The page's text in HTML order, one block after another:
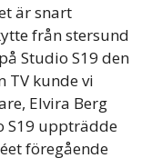
är snart
från stersund
Studio S19 den
TV kunde vi
Elvira Berg
S19 uppträdde
föregående